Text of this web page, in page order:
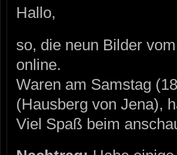
Hallo,
so, die neun Bilder
online.
Waren am Samstag
(Hausberg von Jena),
Viel Spaß beim